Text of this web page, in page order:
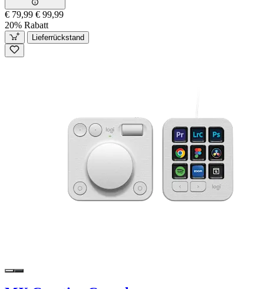
€ 79,99 € 99,99
20% Rabatt
Lieferrückstand